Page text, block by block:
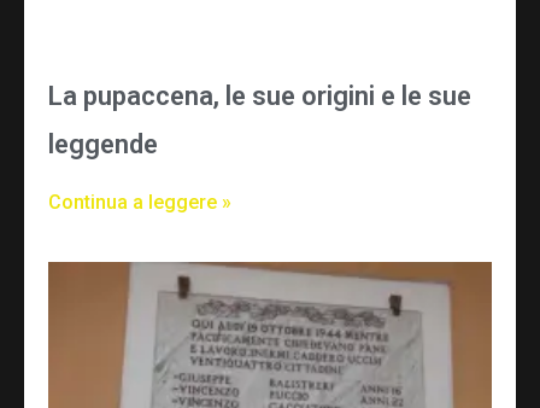
La pupaccena, le sue origini e le sue
leggende
Continua a leggere »